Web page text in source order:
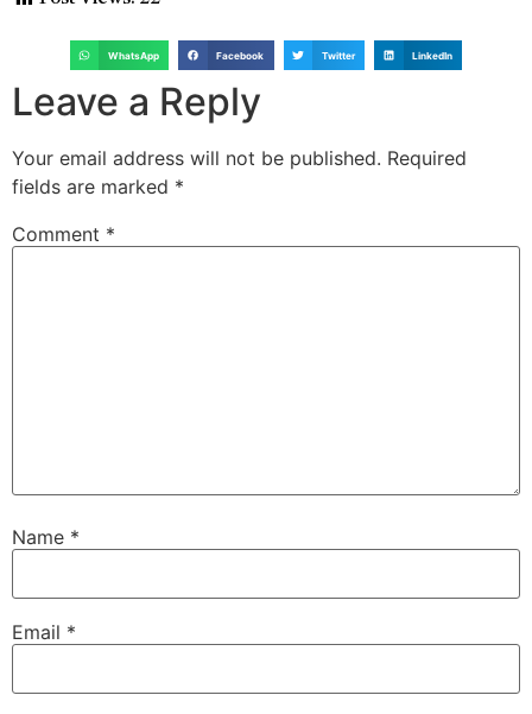
WhatsApp Facebook Twitter LinkedIn
Leave a Reply
Your email address will not be published. Required
fields are marked *
Comment *
Name *
Email *